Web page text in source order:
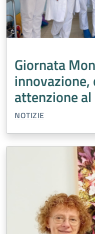
Giornata
innovazione,
attenzione
TIPO CONTENUTO:
NOTIZIE